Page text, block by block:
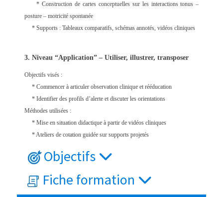
* Construction de cartes conceptuelles sur les interactions tonus –
posture – motricité spontanée
* Supports : Tableaux comparatifs, schémas annotés, vidéos cliniques
3. Niveau “Application” – Utiliser, illustrer, transposer
Objectifs visés :
* Commencer à articuler observation clinique et rééducation
* Identifier des profils d’alerte et discuter les orientations
Méthodes utilisées :
* Mise en situation didactique à partir de vidéos cliniques
* Ateliers de cotation guidée sur supports projetés
Objectifs
Fiche formation